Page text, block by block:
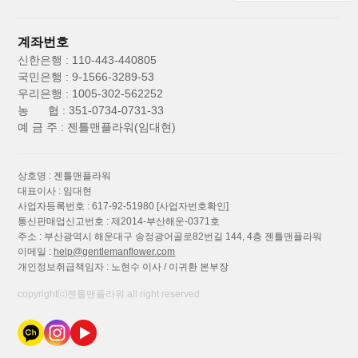
계좌번호
신한은행 : 110-443-440805
국민은행 : 9-1566-3289-53
우리은행 : 1005-302-562252
농 협 : 351-0734-0731-33
예 금 주 : 젠틀맨플라워(임대현)
상호명 : 젠틀맨플라워
대표이사 : 임대현
사업자등록번호 : 617-92-51980 [사업자번호확인]
통신판매업신고번호 : 제2014-부산해운-0371호
주소 : 부산광역시 해운대구 송정광어골로82번길 144, 4층 젠틀맨플라워
이메일 :help@gentlemanflower.com
개인정보취급책임자 : 노현수 이사 / 이귀환 본부장
copyright⒞젠틀맨플라워 all right reserved